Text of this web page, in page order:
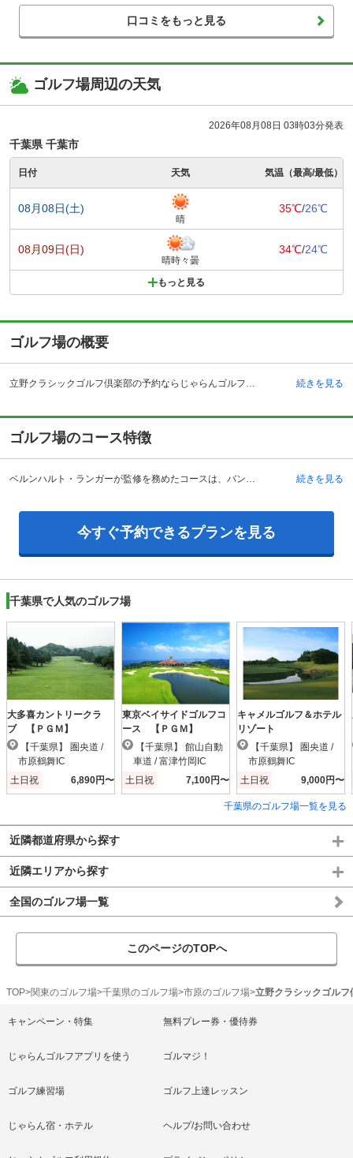
口コミをもっと見る
ゴルフ場周辺の天気
2026年08月08日 03時03分発表
千葉県 千葉市
日付 天気 気温（最高/最低）
08月08日(土)
晴
35℃/26℃
08月09日(日)
晴時々曇
34℃/24℃
もっと見る
ゴルフ場の概要
立野クラシックゴルフ倶楽部の予約ならじゃらんゴルフ。カートの有無や利用税、キャンセル料、ナイター設備、駐車場などのコース情報はもちろん、口コミ、フォトギャラリーなどコースの難易度や攻略に役立つ情報充実、予約する度にポイントが貯まるのでお得にゴルフをお楽しみ頂けます。 立野クラシックゴルフ倶楽部は館山自動車道・市原インターチェンジから8キロメートル、アクアライン・姉崎袖ヶ浦インターチェンジより8キロメートルの場所にあります。内房線・五井駅からはクラブバスが利用でき、東京駅から特急で約60分でアクセスすることが可能です。立野クラシックゴルフ倶楽部は昭和61年、ベルンハルト・ランガーの監修のもと、金子安二氏が設計を担当し、開業しました。ランガーのゴルフ哲学が隅々まで冴え渡ったこのコースは、真っ白なバンカーと、ペンクロスベントの芝、バランスよく配された植栽によって、彩られています。洗練されたヨーロピアンデザインのクラブハウスは、重厚かつ上質なインテリアで満たされ、温かくゲストを迎えます。レストランでは、確かな味に加え、季節折々に合わせ、様々なメニューを展開し、食通のゲストを楽しませる工夫も忘れません。 続きを見る
ゴルフ場のコース特徴
ベルンハルト・ランガーが監修を務めたコースは、バンカーや池の配置も美しく、目にもあざやかな色の対比が軽妙なリズムを生み出します。比較的フラットな丘陵コースですが、広めのホールが多く、しっかりと距離もあります。OUTコースは多様な植栽や池、バンカーが配されている一方、INコースは自然林をそのままにした林間コース風で珍しいほどにギャップがあります。繊細なヨーロッパのゴルフコースで鍛えられたベルンハルト・ランガー。この立野クラシックゴルフ倶楽部の各ホールの一つ一つには、美しく、戦略性に富むという、彼のゴルフ哲学が如何なく発揮されています。そしてキャディをはじめとするスタッフの意識の高さ、芝のメンテナンスの妥協のなさは、どんなプレーヤーにとっても満足いくものとなっています。 続きを見る
今すぐ予約できるプランを見る
千葉県で人気のゴルフ場
大多喜カントリークラ
ブ 【ＰＧＭ】
市原鶴舞IC
土日祝
6,890円〜
東京ベイサイドゴルフコ
ース 【ＰＧＭ】
車道 / 富津竹岡IC
土日祝
7,100円〜
キャメルゴルフ＆ホテル
リゾート
市原鶴舞IC
土日祝
9,000円〜
千葉県のゴルフ場一覧を見る
近隣都道府県から探す
近隣エリアから探す
全国のゴルフ場一覧
このページのTOPへ
TOP 関東のゴルフ場 千葉県のゴルフ場 市原のゴルフ場 立野クラシックゴルフ
キャンペーン・特集 無料プレー券・優待券
じゃらんゴルフアプリを使う ゴルマジ！
ゴルフ練習場 ゴルフ上達レッスン
じゃらん宿・ホテル ヘルプ/お問い合わせ